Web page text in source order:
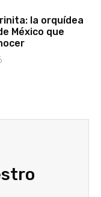
la orquídea
México que